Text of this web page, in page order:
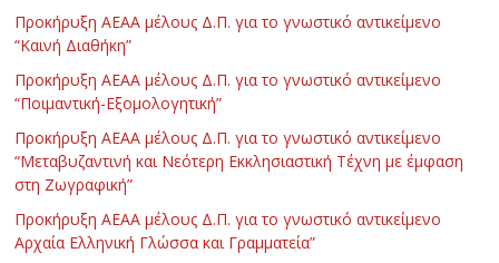
Προκήρυξη ΑΕΑΑ μέλους Δ.Π. για το γνωστικό αντικείμενο
“Καινή Διαθήκη”
Προκήρυξη ΑΕΑΑ μέλους Δ.Π. για το γνωστικό αντικείμενο
“Ποιμαντική-Εξομολογητική”
Προκήρυξη ΑΕΑΑ μέλους Δ.Π. για το γνωστικό αντικείμενο
“Μεταβυζαντινή και Νεότερη Εκκλησιαστική Τέχνη με έμφαση
στη Ζωγραφική”
Προκήρυξη ΑΕΑΑ μέλους Δ.Π. για το γνωστικό αντικείμενο
Αρχαία Ελληνική Γλώσσα και Γραμματεία”